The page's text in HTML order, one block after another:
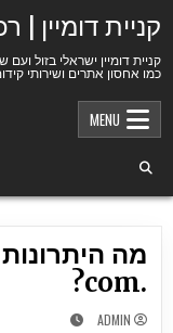
קניית דומיין |
קניית דומיין ישראלי בזול
כמו אחסון אתרים ושירותי
MENU
מה
.com?
ADMIN